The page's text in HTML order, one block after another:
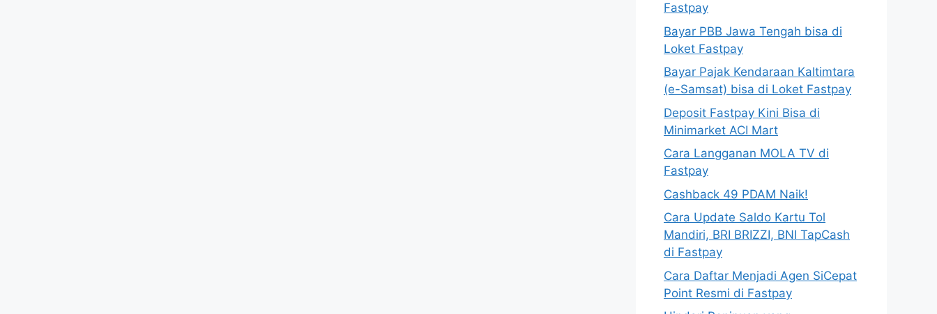
Fastpay
Bayar PBB Jawa Tengah bisa di
Loket Fastpay
Bayar Pajak Kendaraan Kaltimtara
(e-Samsat) bisa di Loket Fastpay
Deposit Fastpay Kini Bisa di
Minimarket ACI Mart
Cara Langganan MOLA TV di
Fastpay
Cashback 49 PDAM Naik!
Cara Update Saldo Kartu Tol
Mandiri, BRI BRIZZI, BNI TapCash
di Fastpay
Cara Daftar Menjadi Agen SiCepat
Point Resmi di Fastpay